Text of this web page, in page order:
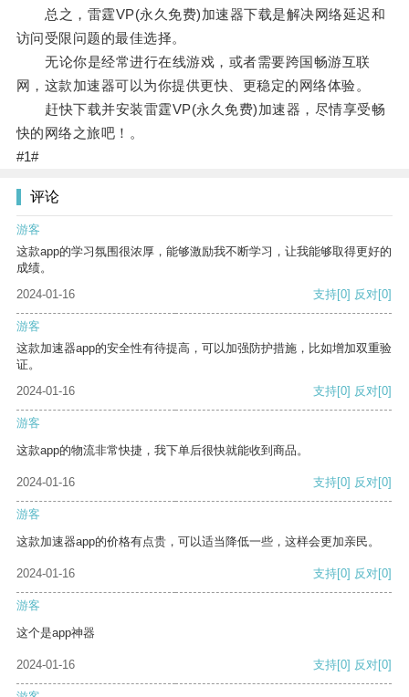
总之，雷霆VP(永久免费)加速器下载是解决网络延迟和
访问受限问题的最佳选择。
无论你是经常进行在线游戏，或者需要跨国畅游互联
网，这款加速器可以为你提供更快、更稳定的网络体验。
赶快下载并安装雷霆VP(永久免费)加速器，尽情享受畅
快的网络之旅吧！。
#1#
评论
游客
这款app的学习氛围很浓厚，能够激励我不断学习，让我能够取得更好的
成绩。
2024-01-16
支持[0] 反对[0]
游客
这款加速器app的安全性有待提高，可以加强防护措施，比如增加双重验
证。
2024-01-16
支持[0] 反对[0]
游客
这款app的物流非常快捷，我下单后很快就能收到商品。
2024-01-16 支持[0] 反对[0]
游客
这款加速器app的价格有点贵，可以适当降低一些，这样会更加亲民。
2024-01-16 支持[0] 反对[0]
游客
这个是app神器
2024-01-16 支持[0] 反对[0]